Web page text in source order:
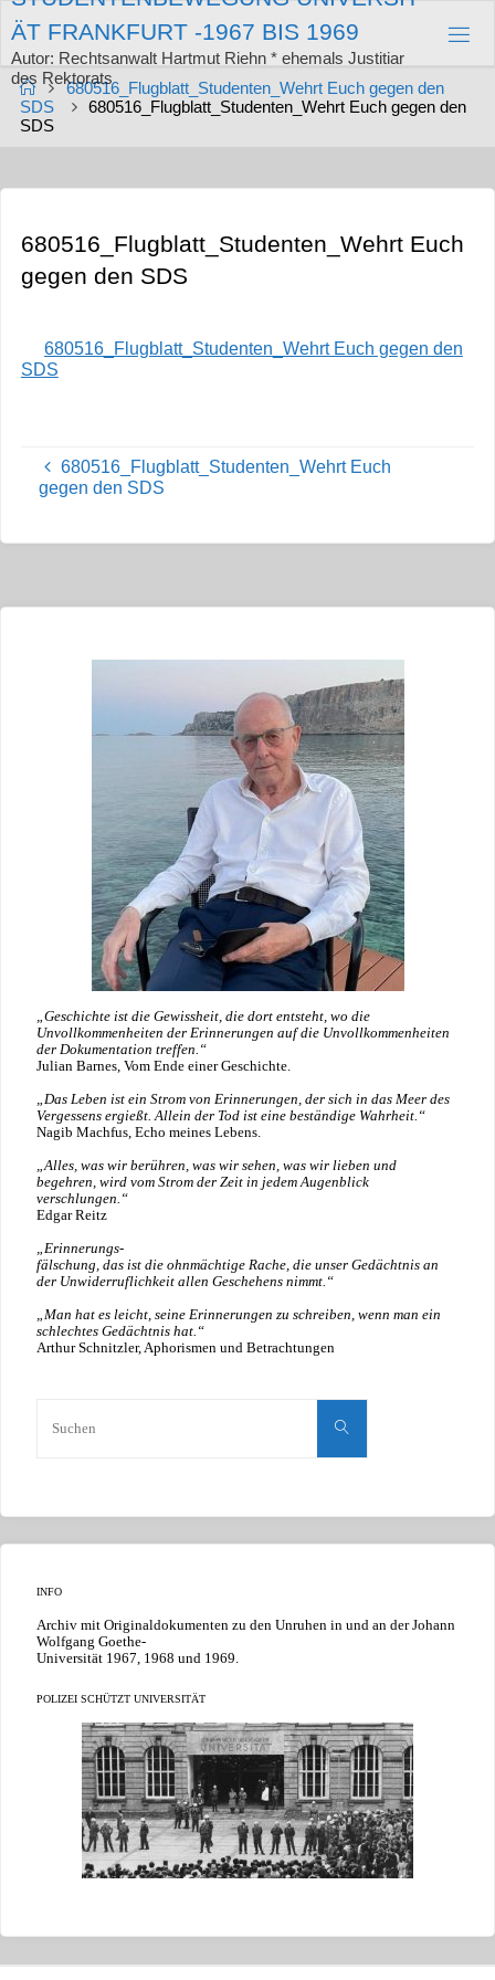
Zum
Inhalt
springen
ÄT FRANKFURT -1967 BIS 1969
Autor: Rechtsanwalt Hartmut Riehn * ehemals Justitiar
des Rektorats
Start680516_Flugblatt_Studenten_Wehrt Euch gegen den
SDS
680516_Flugblatt_Studenten_Wehrt Euch gegen den
SDS
680516_Flugblatt_Studenten_Wehrt Euch
gegen den SDS
680516_Flugblatt_Studenten_Wehrt Euch gegen den
SDS
680516_Flugblatt_Studenten_Wehrt Euch
gegen den SDS
„Geschichte ist die Gewissheit, die dort entsteht, wo die
Unvollkommenheiten der Erinnerungen auf die Unvollkommenheiten
der Dokumentation treffen.“
Julian Barnes, Vom Ende einer Geschichte.
„Das Leben ist ein Strom von Erinnerungen, der sich in das Meer des
Vergessens ergießt. Allein der Tod ist eine beständige Wahrheit.“
Nagib Machfus, Echo meines Lebens.
„Alles, was wir berühren, was wir sehen, was wir lieben und
begehren, wird vom Strom der Zeit in jedem Augenblick
verschlungen.“
Edgar Reitz
„Erinnerungs-
fälschung, das ist die ohnmächtige Rache, die unser Gedächtnis an
der Unwiderruflichkeit allen Geschehens nimmt.“
„Man hat es leicht, seine Erinnerungen zu schreiben, wenn man ein
schlechtes Gedächtnis hat.“
Arthur Schnitzler, Aphorismen und Betrachtungen
Suchen
INFO
Archiv mit Originaldokumenten zu den Unruhen in und an der Johann
Wolfgang Goethe-
Universität 1967, 1968 und 1969.
POLIZEI SCHÜTZT UNIVERSITÄT